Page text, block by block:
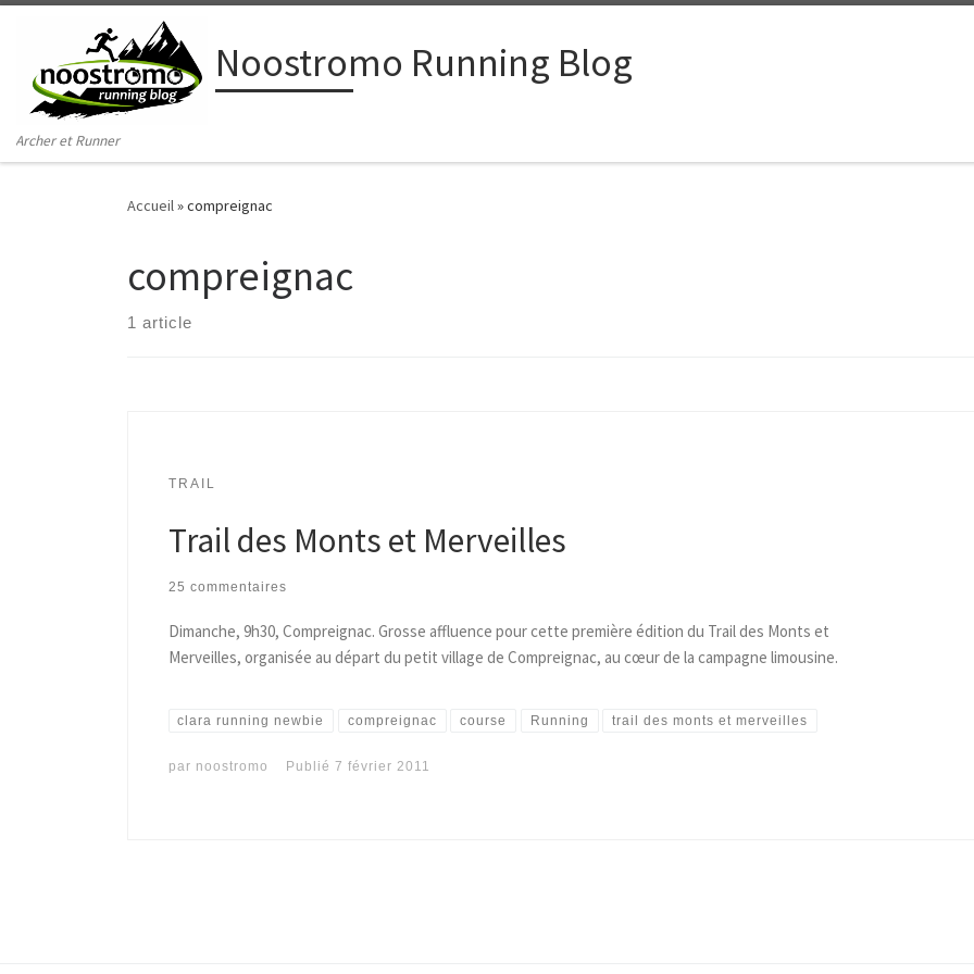
Passer au contenu
Noostromo Running Blog
Archer et Runner
Accueil»compreignac
compreignac
1 article
TRAIL
Trail des Monts et Merveilles
25 commentaires
Dimanche, 9h30, Compreignac. Grosse affluence pour cette première édition du Trail des Monts et
Merveilles, organisée au départ du petit village de Compreignac, au cœur de la campagne limousine.
clara running newbie compreignac course Running trail des monts et merveilles
par noostromo Publié 7 février 2011